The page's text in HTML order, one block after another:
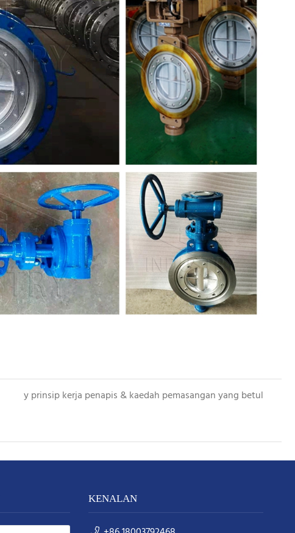
y prinsip kerja penapis & kaedah pemasangan yang betul
KENALAN